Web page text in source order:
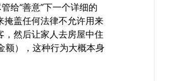
“善意”下一个详细的
掩盖任何法律不允许用来
然后让家人去房屋中住
额），这种行为大概本身